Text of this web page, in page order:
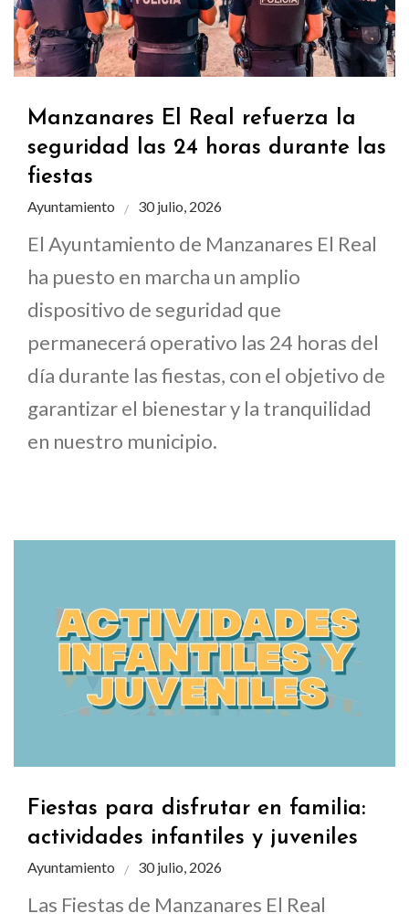
Manzanares El Real refuerza la
seguridad las 24 horas durante las
fiestas
Ayuntamiento 30 julio, 2026
El Ayuntamiento de Manzanares El Real
ha puesto en marcha un amplio
dispositivo de seguridad que
permanecerá operativo las 24 horas del
día durante las fiestas, con el objetivo de
garantizar el bienestar y la tranquilidad
en nuestro municipio.
Fiestas para disfrutar en familia:
actividades infantiles y juveniles
Ayuntamiento 30 julio, 2026
Las Fiestas de Manzanares El Real